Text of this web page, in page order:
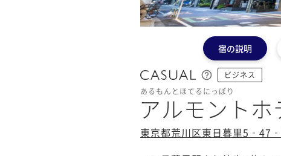
宿の説明
ビジネス
あるもんとほてるにっぽり
アルモント
東京都荒川区東日暮里